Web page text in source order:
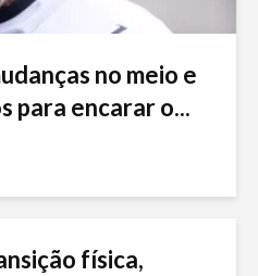
no meio e
para encarar o...
física,